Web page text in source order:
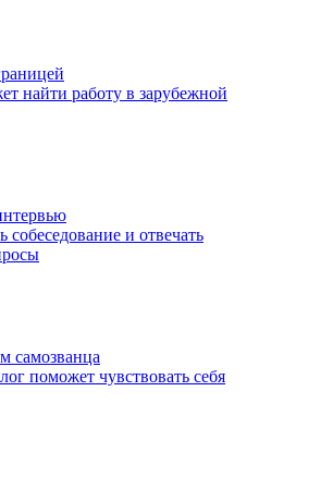
найти работу в зарубежной
и отвечать
самозванца
поможет чувствовать себя